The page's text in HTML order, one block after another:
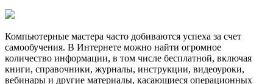
Компьютерные мастера часто добиваются успеха за счет
самообучения. В Интернете можно найти огромное
количество информации, в том числе бесплатной, включая
книги, справочники, журналы, инструкции, видеоуроки,
вебинары и другие материалы, касающиеся операционных